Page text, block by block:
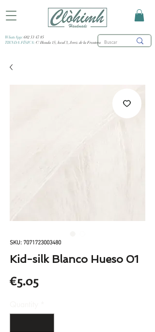
WhatsApp: 682 53 47 85
TIENDA FÍSICA: C/ Honda 15, local 3, Jerez de la Frontera
SKU: 7071723003480
Kid-silk Blanco Hueso 01
€5.05Price